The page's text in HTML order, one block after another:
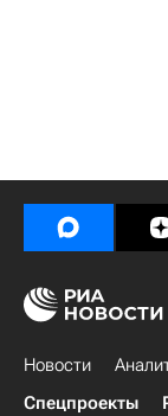
Новости
Спецпроекты